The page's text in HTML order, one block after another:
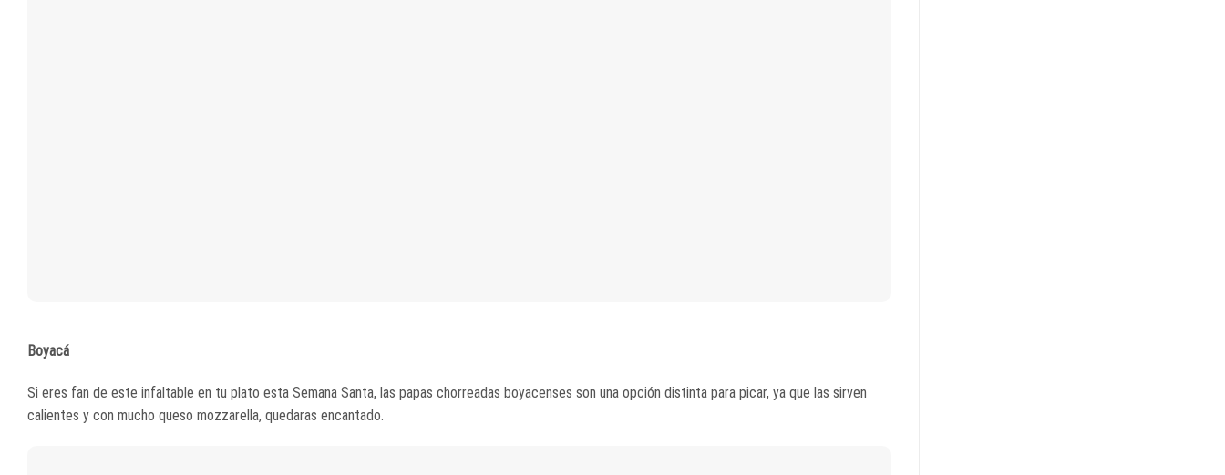
Boyacá
Si eres fan de este infaltable en tu plato esta Semana Santa, las papas chorreadas boyacenses son una opción distinta para picar, ya que las sirven
calientes y con mucho queso mozzarella, quedaras encantado.